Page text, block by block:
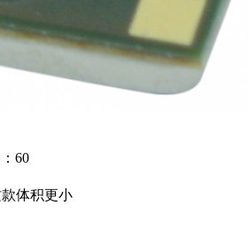
60
体积更小